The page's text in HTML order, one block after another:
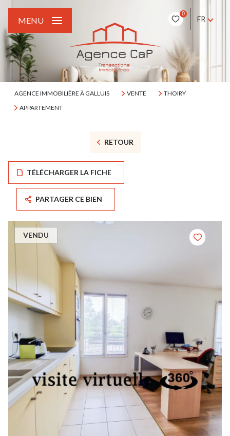
0
FR
MENU
AGENCE IMMOBILIÈRE À GALLUIS VENTE
THOIRY
APPARTEMENT
RETOUR
TÉLÉCHARGER LA FICHE
PARTAGER CE BIEN
VENDU